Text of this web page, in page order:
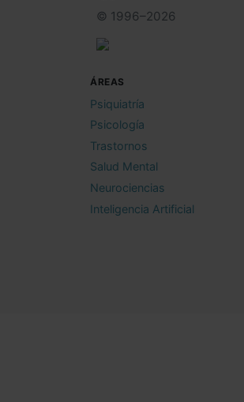
© 1996–2026
ÁREAS
Psiquiatría
Psicología
Trastornos
Salud Mental
Neurociencias
Inteligencia Artificial